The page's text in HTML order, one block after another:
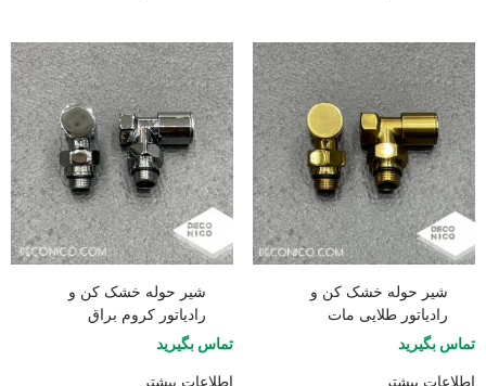
شیر حوله خشک کن و
رادیاتور طلایی مات
تماس بگیرید
اطلاعات بیشتر
شیر حوله خشک کن و
رادیاتور کروم براق
تماس بگیرید
اطلاعات بیشتر